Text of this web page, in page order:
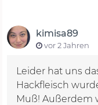
kimisa89
vor 2 Jahren
Leider hat uns
Hackfleisch
Muß! Außerdem